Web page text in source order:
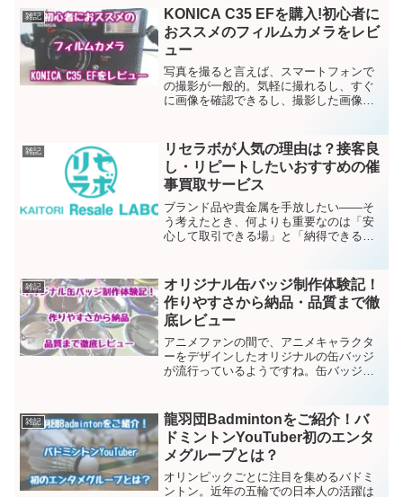
なる家具ではなく、日々の美しさをサポ
ートし、自分らしさを表現す...
雑記
KONICA C35 EFを購入!初心者に
おススメのフィルムカメラをレビ
ュー
写真を撮ると言えば、スマートフォンで
の撮影が一般的。気軽に撮れるし、すぐ
に画像を確認できるし、撮影した画像を
つ方が増えているのも事実。特にクラシ
ックなフィルムカメラには...
雑記
リセラボが人気の理由は？接客良
し・リピートしたいおすすめの催
事買取サービス
ブランド品や貴金属を手放したい――そ
う考えたとき、何よりも重要なのは「安
心して取引できる場」と「納得できる対
事買取サービスです。株式会社Trust
japanが運営する...
雑記
オリジナル缶バッジ制作体験記！
作りやすさから納品・品質まで徹
底レビュー
アニメファンの間で、アニメキャラクタ
ーをデザインしたオリジナルの缶バッジ
が流行っているようですね。缶バッジを
様々な使い方をして楽しんでいるようで
す。調べてみたところ、オリ...
雑記
龍羽団Badmintonをご紹介！バ
ドミントンYouTuber初のエンタ
メグループとは？
オリンピックごとに注目を集めるバドミ
ントン。近年の五輪での日本人の活躍は